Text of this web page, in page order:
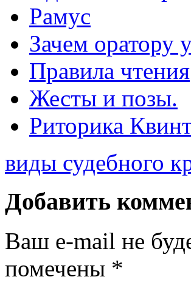
Рамус
Зачем оратору
Правила чтения
Жесты и позы.
Риторика
виды судебного
Добавить
Ваш e-mail не
помечены *